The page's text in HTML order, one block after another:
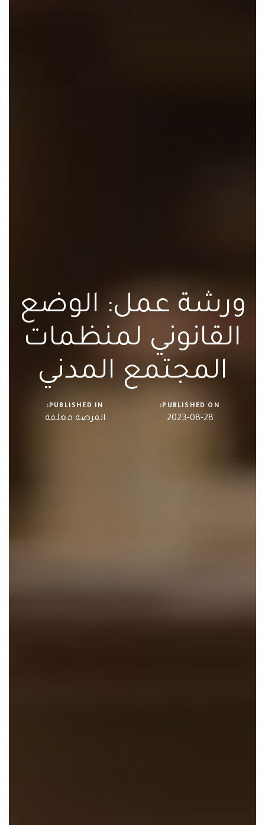
ورشة عمل: الوضع
القانوني لمنظمات
المجتمع المدني
PUBLISHED ON:
2023-08-28
PUBLISHED IN:
الفرصة مغلقة